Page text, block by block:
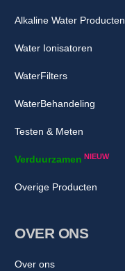
Alkaline Water Producten
Water Ionisatoren
WaterFilters
WaterBehandeling
Testen & Meten
Verduurzamen NIEUW
Overige Producten
OVER ONS
Over ons